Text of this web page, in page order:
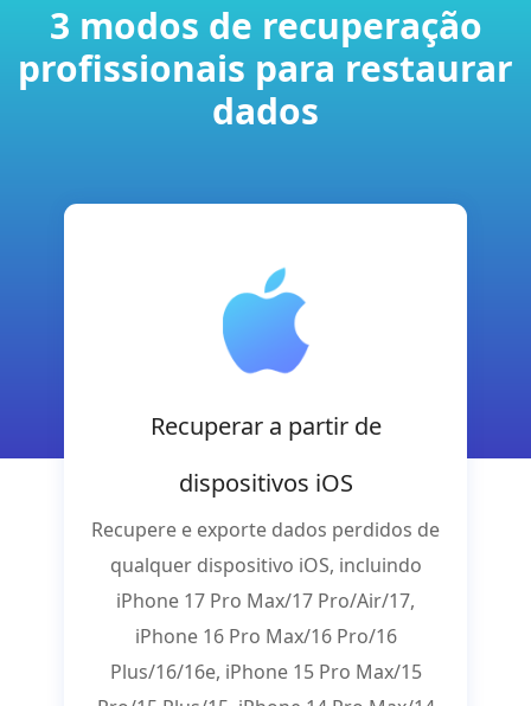
3 modos de recuperação
profissionais para restaurar
dados
Recuperar a partir de
dispositivos iOS
Recupere e exporte dados perdidos de
qualquer dispositivo iOS, incluindo
iPhone 17 Pro Max/17 Pro/Air/17,
iPhone 16 Pro Max/16 Pro/16
Plus/16/16e, iPhone 15 Pro Max/15